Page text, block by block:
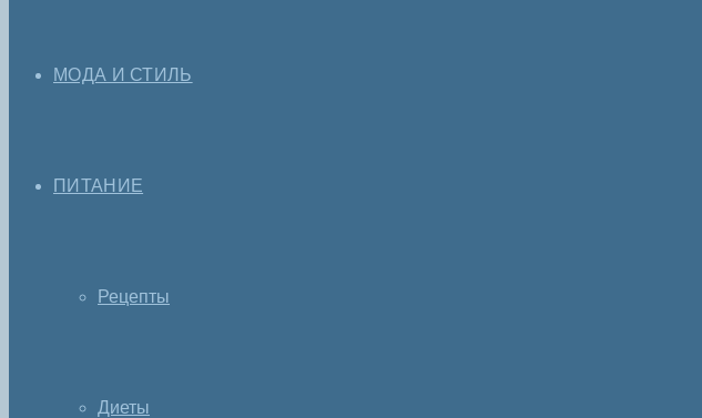
МОДА И СТИЛЬ
ПИТАНИЕ
Рецепты
Диеты